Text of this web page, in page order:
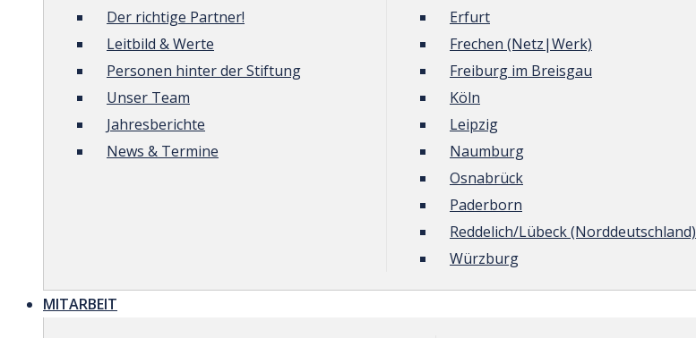
Der richtige Partner!
Leitbild & Werte
Personen hinter der Stiftung
Unser Team
Jahresberichte
News & Termine
Erfurt
Frechen (Netz|Werk)
Freiburg im Breisgau
Köln
Leipzig
Naumburg
Osnabrück
Paderborn
Reddelich/Lübeck (Norddeutschland)
Würzburg
MITARBEIT